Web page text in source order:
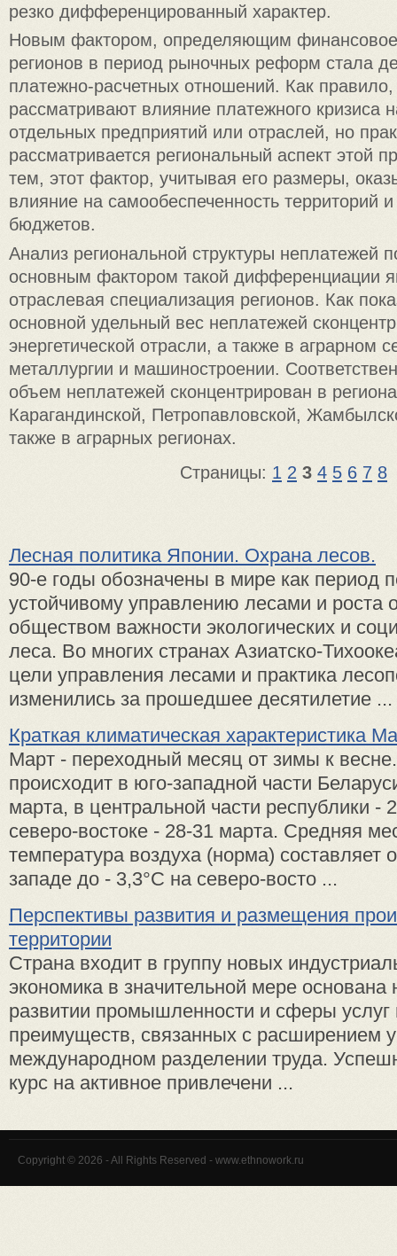
резко дифференцированный характер.
Новым фактором, определяющим
регионов в период рыночных реформ стала
платежно-расчетных отношений. Как правило,
рассматривают влияние платежного кризиса
отдельных предприятий или отраслей, но
рассматривается региональный аспект этой
тем, этот фактор, учитывая его размеры,
влияние на самообеспеченность территорий и
бюджетов.
Анализ региональной структуры неплатежей
основным фактором такой дифференциации
отраслевая специализация регионов. Как
основной удельный вес неплатежей
энергетической отрасли, а также в аграрном
металлургии и машиностроении.
объем неплатежей сконцентрирован в
Карагандинской, Петропавловской,
также в аграрных регионах.
Страницы: 1 2 3 4 5 6 7 8
Лесная политика Японии. Охрана лесов.
90-е годы обозначены в мире как период
устойчивому управлению лесами и роста
обществом важности экологических и
леса. Во многих странах Азиатско-
цели управления лесами и практика
изменились за прошедшее десятилетие ...
Краткая климатическая характеристика
Март - переходный месяц от зимы к
происходит в юго-западной части
марта, в центральной части республики -
северо-востоке - 28-31 марта. Средняя
температура воздуха (норма) составляет
западе до - 3,3°С на северо-восто ...
Перспективы развития и размещения
территории
Страна входит в группу новых
экономика в значительной мере основана
развитии промышленности и сферы услуг
преимуществ, связанных с расширением
международном разделении труда.
курс на активное привлечени ...
Copyright © 2026 - All Rights Reserved - www.ethnowork.ru